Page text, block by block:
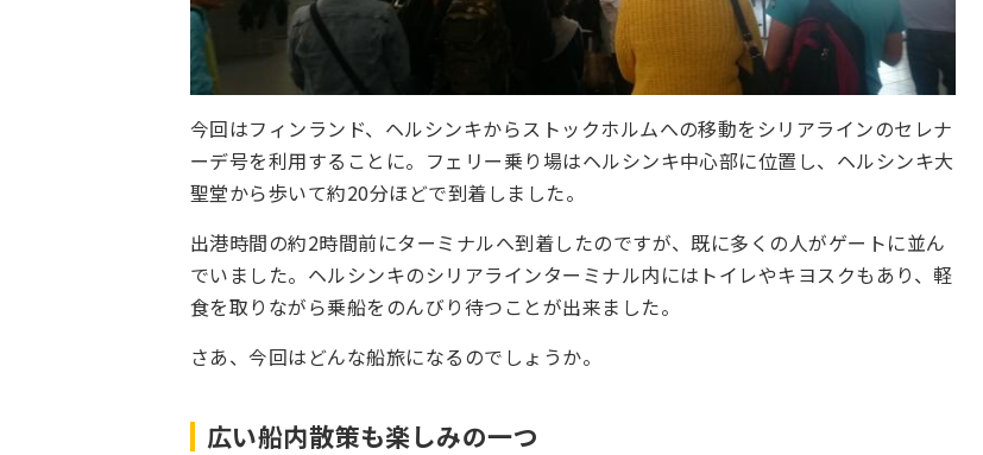
今回はフィンランド、ヘルシンキからストックホルムへの移動をシリアラインのセレナ
ーデ号を利用することに。フェリー乗り場はヘルシンキ中心部に位置し、ヘルシンキ大
聖堂から歩いて約20分ほどで到着しました。
出港時間の約2時間前にターミナルへ到着したのですが、既に多くの人がゲートに並ん
でいました。ヘルシンキのシリアラインターミナル内にはトイレやキヨスクもあり、軽
食を取りながら乗船をのんびり待つことが出来ました。
さあ、今回はどんな船旅になるのでしょうか。
広い船内散策も楽しみの一つ